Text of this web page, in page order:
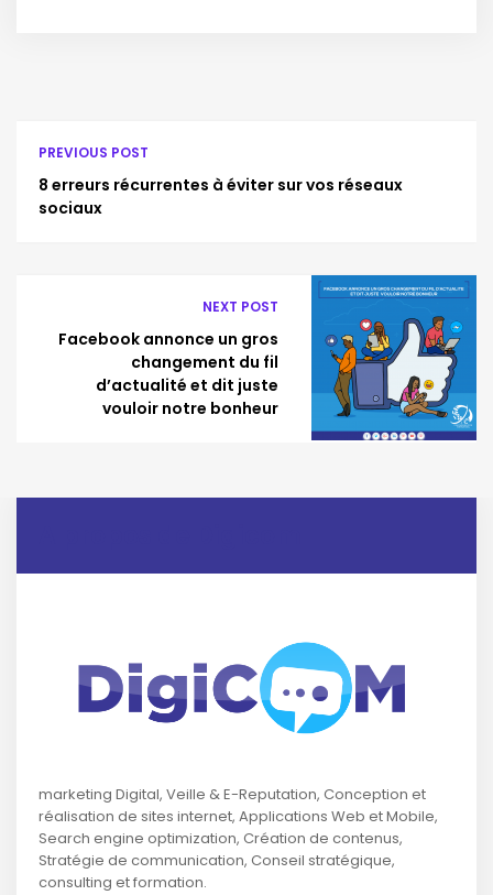
marketing Digital, Veille & E-Reputation, Conception et
réalisation de sites internet, Applications Web et Mobile,
Search engine optimization, Création de contenus,
Stratégie de communication, Conseil stratégique,
consulting et formation.
PREVIOUS POST
8 erreurs récurrentes à éviter sur vos réseaux
sociaux
NEXT POST
Facebook annonce un gros
changement du fil
d’actualité et dit juste
vouloir notre bonheur